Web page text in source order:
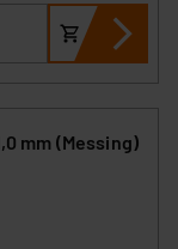
mm (Messing)